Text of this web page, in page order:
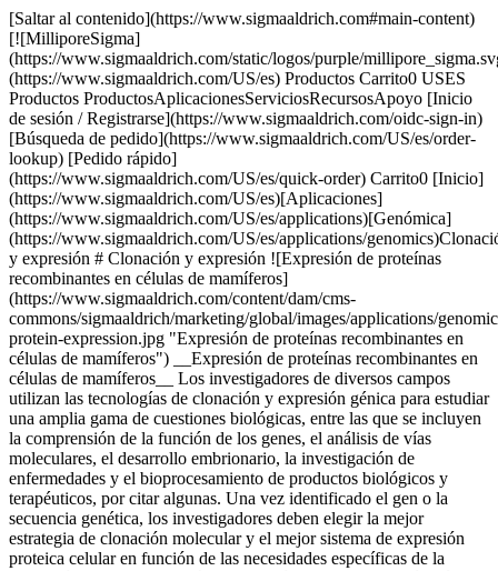
[Saltar al contenido](https://www.sigmaaldrich.com#main-content) [![MilliporeSigma](https://www.sigmaaldrich.com/static/logos/purple/millipore_sigma.svg)](https://www.sigmaaldrich.com/US/es) Productos Carrito0 USES Productos ProductosAplicacionesServiciosRecursosApoyo [Inicio de sesión / Registrarse](https://www.sigmaaldrich.com/oidc-sign-in) [Búsqueda de pedido](https://www.sigmaaldrich.com/US/es/order-lookup) [Pedido rápido](https://www.sigmaaldrich.com/US/es/quick-order) Carrito0 [Inicio](https://www.sigmaaldrich.com/US/es)[Aplicaciones](https://www.sigmaaldrich.com/US/es/applications)[Genómica](https://www.sigmaaldrich.com/US/es/applications/genomics)Clonación y expresión # Clonación y expresión ![Expresión de proteínas recombinantes en células de mamíferos](https://www.sigmaaldrich.com/content/dam/cms-commons/sigmaaldrich/marketing/global/images/applications/genomics/recombinant-protein-expression.jpg "Expresión de proteínas recombinantes en células de mamíferos") __Expresión de proteínas recombinantes en células de mamíferos__ Los investigadores de diversos campos utilizan las tecnologías de clonación y expresión génica para estudiar una amplia gama de cuestiones biológicas, entre las que se incluyen la comprensión de la función de los genes, el análisis de vías moleculares, el desarrollo embrionario, la investigación de enfermedades y el bioprocesamiento de productos biológicos y terapéuticos, por citar algunas. Una vez identificado el gen o la secuencia genética, los investigadores deben elegir la mejor estrategia de clonación molecular y el mejor sistema de expresión proteica celular en función de las necesidades específicas de la aplicación. Para obtener más información sobre la expresión génica mediante la tecnología CRISPR o el silenciamiento génico mediante reactivos de ARNi, visita nuestra [página](https://www.sigmaaldrich.com/US/es/applications/genomics/gene-expression-and-silencing) sobre [expresión génica y silenciamiento génico](https://www.sigmaaldrich.com/US/es/applications/genomics/gene-expression-and-silencing). * * * ## Productos relacionados Slide 1 of 17 1 of 4 [![X-GlcA reagent for selection of recombinant bacterial clones](https://www.sigmaaldrich.com/deepweb/assets/sigmaaldrich/product/structures/401/113/46d77bfc-a3b7-4d7b-b47d-5699c063454d/640/46d77bfc-a3b7-4d7b-b47d-5699c063454d.png) \ Sigma-Aldrich \ B6650 \ X-GlcA](https://www.sigmaaldrich.com/US/es/product/sigma/b6650) Vista rápida [![Blue-White Select™ Screening Reagent for selection of recombinant bacterial clones](https://www.sigmaaldrich.com/deepweb/assets/sigmaaldrich/product/images/106/579/ecdb7ef1-2040-43e2-9699-4f30fde34faa/640/ecdb7ef1-2040-43e2-9699-4f30fde34faa.jpg) \ Sigma-Aldrich \ B3928 \ Blue-White Select™ Screening Reagent](https://www.sigmaaldrich.com/US/es/product/sigma/b3928) Vista rápida [![5-Bromo-4-chloro-3-indolyl β-D-galactopyranoside ≥98%](https://www.sigmaaldrich.com/deepweb/assets/sigmaaldrich/product/structures/247/263/57654e94-ae59-485c-ae90-4a5da7fb51a9/640/57654e94-ae59-485c-ae90-4a5da7fb51a9.png) \ Sigma-Aldrich \ B9146 \ 5-Bromo-4-chloro-3-indolyl β-D-galactopyranoside](https://www.sigmaaldrich.com/US/es/product/sigma/b9146) Vista rápida [![Deoxyribonucleic acid, single stranded from salmon testes For hybridization](https://www.sigmaaldrich.com/deepweb/assets/sigmaaldrich/product/images/394/949/b2878be0-2c3c-481f-9eee-43eb6c27d386/640/b2878be0-2c3c-481f-9eee-43eb6c27d386.jpg) \ Sigma-Aldrich \ D9156 \ Deoxyribonucleic acid, single stranded from salmon testes](https://www.sigmaaldrich.com/US/es/product/sigma/d9156) Vista rápida [![Dimetilsulfóxido Molecular Biology](https://www.sigmaaldrich.com/deepweb/assets/sigmaaldrich/product/structures/351/937/4fba03cc-7107-47d4-8c4f-0193e7565d4d/640/4fba03cc-7107-47d4-8c4f-0193e7565d4d.png) \ Sigma-Aldrich \ D8418 \ Dimetilsulfóxido](https://www.sigmaaldrich.com/US/es/product/sigma/d8418) Vista rápida [![Yeast Transformation Kit reagents for introducing plasmid DNA into yeast](https://www.sigmaaldrich.com/deepweb/assets/sigmaaldrich/product/images/313/425/f658de66-8206-40b5-ab0b-417b15654a4f/640/f658de66-8206-40b5-ab0b-417b15654a4f.jpg) \ Sigma-Aldrich \ YEAST1 \ Yeast Transformation Kit](https://www.sigmaaldrich.com/US/es/product/sigma/yeast1) Vista rápida [![SOC Medium For use in transformation](https://www.sigmaaldrich.com/deepweb/assets/sigmaaldrich/product/images/292/349/70b932fe-a654-484f-94ba-6225df0c97b9/640/70b932fe-a654-484f-94ba-6225df0c97b9.jpg) \ Sigma-Aldrich \ S1797 \ SOC Medium](https://www.sigmaaldrich.com/US/es/product/sigma/s1797) Vista rápida [![LB Broth with agar (Lennox) EZMix powder microbial growth medium](https://www.sigmaaldrich.com/deepweb/assets/sigmaaldrich/product/images/382/185/cc0c5161-cfc0-4e41-81fb-0fa32b75ea05/640/cc0c5161-cfc0-4e41-81fb-0fa32b75ea05.jpg) \ Sigma-Aldrich \ L7533 \ LB Broth with agar (Lennox)](https://www.sigmaaldrich.com/US/es/product/sigma/l7533) Vista rápida [![IPTG ≥99% (TLC), ≤0.1% Dioxane](https://www.sigmaaldrich.com/deepweb/assets/sigmaaldrich/product/structures/149/921/f1edb4f0-5065-4a15-b45d-3dddbf7bbf2f/640/f1edb4f0-5065-4a15-b45d-3dddbf7bbf2f.png) \ Sigma-Aldrich \ I6758 \ IPTG](https://www.sigmaaldrich.com/US/es/product/sial/i6758) Vista rápida [![Roche](https://www.sigmaaldrich.com/assets/images/pdp-no-image-sq/pdp-no-image-sq_w640.png) \ Roche \ APAI-RO \ Apa I](https://www.sigmaaldrich.com/US/es/product/roche/apairo) Vista rápida [![Not I from Nocardia otitidis-caviarum](https://www.sigmaaldrich.com/deepweb/assets/sigmaaldrich/product/images/312/291/01db4d1f-c7d2-4169-ba85-9594823a6e1f/640/01db4d1f-c7d2-4169-ba85-9594823a6e1f.jpg) \ Roche \ NOTI-RO \ Not I](https://www.sigmaaldrich.com/US/es/product/roche/notiro) Vista rápida [![SuRE/Cut™ Buffer A pH 8.1-8.3 (37 °C), suitable for molecular cloning](https://www.sigmaaldrich.com/deepweb/assets/sigmaaldrich/product/images/352/091/ef743cea-ccd8-44f1-8f3b-dec5a1e4f5d1/640/ef743cea-ccd8-44f1-8f3b-dec5a1e4f5d1.jpg) \ Roche \ 11417959001 \ SuRE/Cut™ Buffer A](https://www.sigmaaldrich.com/US/es/product/roche/11417959001) Vista rápida [![Xba I from recombinant E.Coli](https://www.sigmaaldrich.com/deepweb/assets/sigmaaldrich/product/images/134/118/4b31ef78-2405-48bf-aa47-37116ef0bd4c/640/4b31ef78-2405-48bf-aa47-37116ef0bd4c.jpg) \ Roche \ XBAI-RO \ Xba I](https://www.sigmaaldrich.com/US/es/product/roche/xbairo) Vista rápida [![Reactivo de transfección de ADN X-tremeGENE™ HP High-performance polymer reagent for transfecting many cell lines](https://www.sigmaaldrich.com/deepweb/assets/sigmaaldrich/product/images/692/303/5faf5dfd-8ee1-4e6a-a9e7-307f9550e79d/640/5faf5dfd-8ee1-4e6a-a9e7-307f9550e79d.jpg) \ Roche \ XTGHP-RO \ Reactivo de transfección de ADN X-tremeGENE™ HP](https://www.sigmaaldrich.com/US/es/product/roche/xtghpro) Vista rápida [![X-tremeGENE™ 360 Transfection Reagent Universal polymer reagent for delivering DNA, siRNA, miRNA and CRISPR/RNP to many cell lines](https://www.sigmaaldrich.com/deepweb/assets/sigmaaldrich/product/images/674/981/75e1e62d-e14d-4679-bf08-7c061570067d/640/75e1e62d-e14d-4679-bf08-7c061570067d.jpg) \ Roche \ XTG360-RO \ X-tremeGENE™ 360 Transfection Reagent](https://www.sigmaaldrich.com/US/es/product/roche/xtg360ro) Vista rápida [![Reactivo de transfección de ADN X-tremeGENE™ 9 Polymer reagent for transfecting common cell lines](https://www.sigmaaldrich.com/deepweb/assets/sigmaaldrich/product/images/389/482/88dc320e-930c-45e5-af64-e0d8b1895968/640/88dc320e-930c-45e5-af64-e0d8b1895968.jpg) \ Roche \ XTG9-RO \ Reactivo de transfección de ADN X-tremeGENE™ 9](https://www.sigmaaldrich.com/US/es/product/roche/xtg9ro) Vista rápida [![pSF-CMV-NEO-NH2-PPT-3XFLAG (plasmid vector for molecular cloning)](https://www.sigmaaldrich.com/deepweb/assets/sigmaaldrich/product/images/172/092/882627d4-30f4-4950-8e3b-acb21a6e893c/640/882627d4-30f4-4950-8e3b-acb21a6e893c.jpg) \ Sigma-Aldrich \ OGS626 \ pSF-CMV-NEO-NH2-PPT-3XFLAG](https://www.sigmaaldrich.com/US/es/product/sigma/ogs626) Vista rápida * * * ## Categorías destacadas [![Un termómetro que mide la temperatura de un líquido azul transparente en un recipiente de cristal.](https://www.sigmaaldrich.com/content/dam/cms-commons/sigmaaldrich/marketing/global/images/categories/biochemistry/biological-buffer-solution-in-beaker.jpg "Amortiguadores biológicos")](https://www.sigmaaldrich.com/US/es/products/chemistry-and-biochemicals/biochemicals/biological-buffers) [Amortiguadores biológicos](https://www.sigmaaldrich.com/US/es/products/chemistry-and-biochemicals/biochemicals/biological-buffers) Nuestra amplia gama de tampones biológicos de alta pureza, disponibles en diversas formulaciones y formatos de envase, ofrece una estabilidad superior de la solución y un control óptimo del pH en todas las aplicaciones de su flujo de trabajo de bioprocesos. [Ver productos](https://www.sigmaaldrich.com/US/es/products/chemistry-and-biochemicals/biochemicals/biological-buffers) [![Un primer plano de un laboratorio iluminado con luz azul. La atención se centra en un pequeño objeto rectangular que brilla y emite una luz de color rojo rosáceo. El objeto está colocado sobre otro equipo de superficie oscura.](https://www.sigmaaldrich.com/content/dam/cms-commons/sigmaaldrich/marketing/global/images/categories/biochemistry/agarose-lightbox.jpg "Agarosa")](https://www.sigmaaldrich.com/US/es/products/chemistry-and-biochemicals/biochemicals/agarose) [Agarosa](https://www.sigmaaldrich.com/US/es/products/chemistry-and-biochemicals/biochemicals/agarose) Ofrecemos una amplia gama de productos de agarosa con diferentes densidades de gel, temperaturas de fusión, temperaturas de gelificación y niveles de electroendosmosis (EEO) para facilitar sus aplicaciones de investigación. [Ver productos](https://www.sigmaaldrich.com/US/es/products/chemistry-and-biochemica